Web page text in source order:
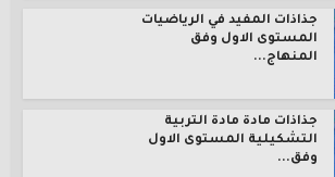
جذاذات المفيد في الرياضيات
المستوى الاول وفق
المنهاج...
جذاذات مادة مادة التربية
التشكيلية المستوى الاول
وفق...